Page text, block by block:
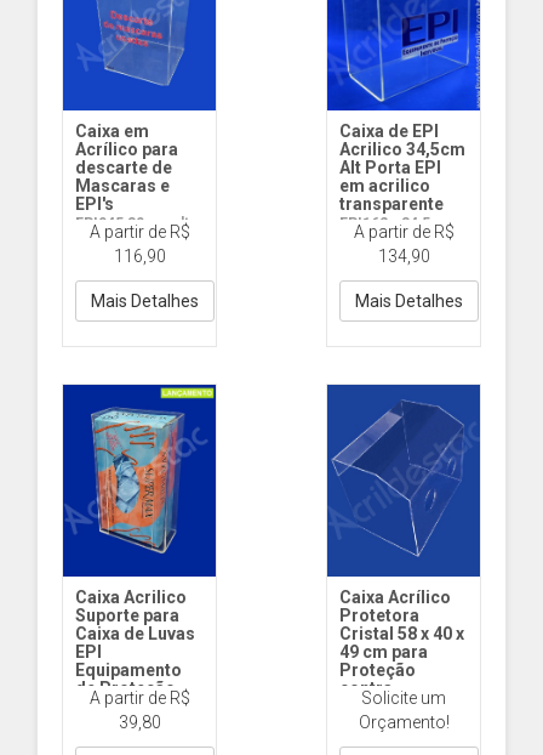
Caixa em
Acrílico para
descarte de
Mascaras e
EPI's
EPI045 30 cm alt
A partir de R$
116,90
Mais Detalhes
Caixa de EPI
Acrilico 34,5cm
Alt Porta EPI
em acrilico
transparente
EPI162 - 34,5cm
AltA partir de R$
134,90
Mais Detalhes
Caixa Acrilico
Suporte para
Caixa de Luvas
EPI
Equipamento
de Proteção
Individual
EPI056 - 23cm Alt
A partir de R$
39,80
Caixa Acrílico
Protetora
Cristal 58 x 40 x
49 cm para
Proteção
contra
Coronavírus
COVID19
CV19 58CM
Solicite um
Orçamento!